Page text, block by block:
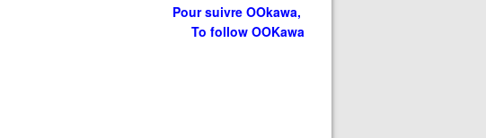
Pour suivre OOkawa,
To follow OOKawa